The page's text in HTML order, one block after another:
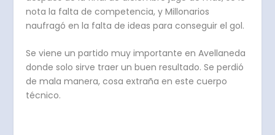
nota la falta de competencia, y Millonarios
naufragó en la falta de ideas para conseguir el gol.
Se viene un partido muy importante en Avellaneda
donde solo sirve traer un buen resultado. Se perdió
de mala manera, cosa extraña en este cuerpo
técnico.